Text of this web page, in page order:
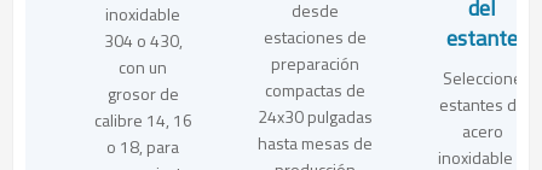
inoxidable
304 o 430,
con un
grosor de
calibre 14, 16
o 18, para
desde
estaciones de
preparación
compactas de
24x30 pulgadas
hasta mesas de
del
estante
Seleccione
estantes de
acero
inoxidable o